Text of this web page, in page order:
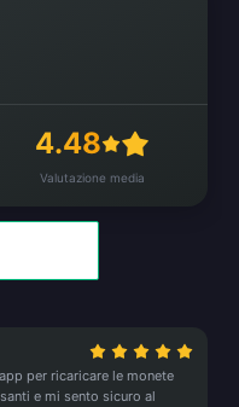
4.48
Valutazione media
per ricaricare le monete
e mi sento sicuro al